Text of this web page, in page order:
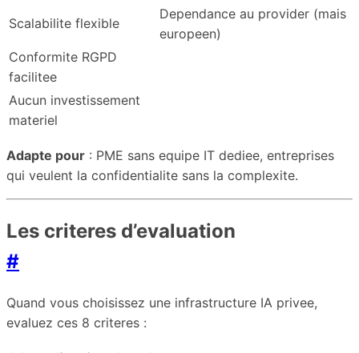
Scalabilite flexible
Dependance au provider (mais
europeen)
Conformite RGPD
facilitee
Aucun investissement
materiel
Adapte pour : PME sans equipe IT dediee, entreprises
qui veulent la confidentialite sans la complexite.
Les criteres d’evaluation
#
Quand vous choisissez une infrastructure IA privee,
evaluez ces 8 criteres :